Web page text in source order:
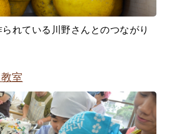
れている川野さんとのつながり
室